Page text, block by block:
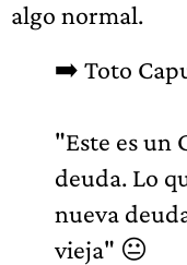
algo normal.
➡️ Toto
"Este es un
deuda. Lo
nueva
vieja" 😐